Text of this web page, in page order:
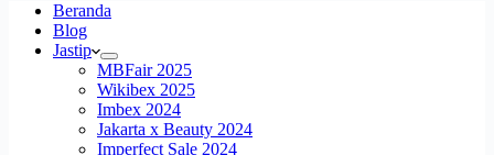
Beranda
Blog
Jastip
MBFair 2025
Wikibex 2025
Imbex 2024
Jakarta x Beauty 2024
Imperfect Sale 2024